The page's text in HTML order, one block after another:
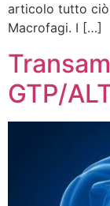
articolo tutto ciò
Macrofagi. I […]
GTP/